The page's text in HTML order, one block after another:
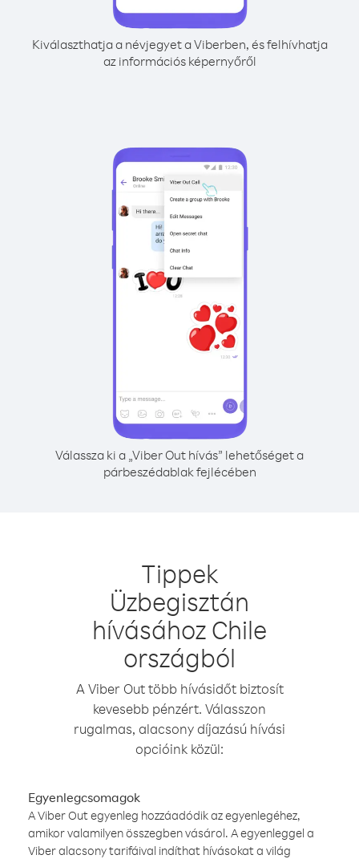
Kiválaszthatja a névjegyet a Viberben, és felhívhatja
az információs képernyőről
Válassza ki a „Viber Out hívás” lehetőséget a
párbeszédablak fejlécében
Tippek
Üzbegisztán
hívásához Chile
országból
A Viber Out több hívásidőt biztosít
kevesebb pénzért. Válasszon
rugalmas, alacsony díjazású hívási
opcióink közül:
Egyenlegcsomagok
A Viber Out egyenleg hozzáadódik az egyenlegéhez,
amikor valamilyen összegben vásárol. A egyenleggel a
Viber alacsony tarifáival indíthat hívásokat a világ